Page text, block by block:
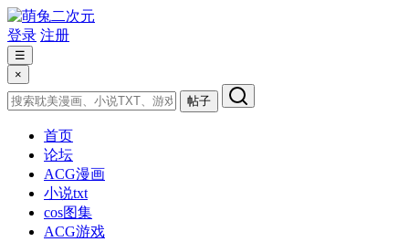
登录 注册
☰
×
帖子
首页
论坛
ACG漫画
小说txt
cos图集
ACG游戏